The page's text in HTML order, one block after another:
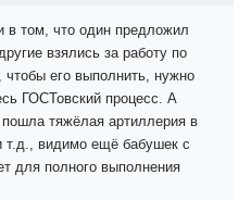
в том, что один предложил
взялись за работу по
чтобы его выполнить, нужно
ГОСТовский процесс. А
пошла тяжёлая артиллерия в
т.д., видимо ещё бабушек с
для полного выполнения